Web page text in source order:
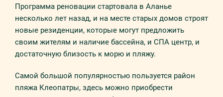
Программа реновации стартовала в Аланье
несколько лет назад, и на месте старых домов строят
новые резиденции, которые могут предложить
своим жителям и наличие бассейна, и СПА центр, и
достаточную близость к морю и пляжу.
Самой большой популярностью пользуется район
пляжа Клеопатры, здесь можно приобрести